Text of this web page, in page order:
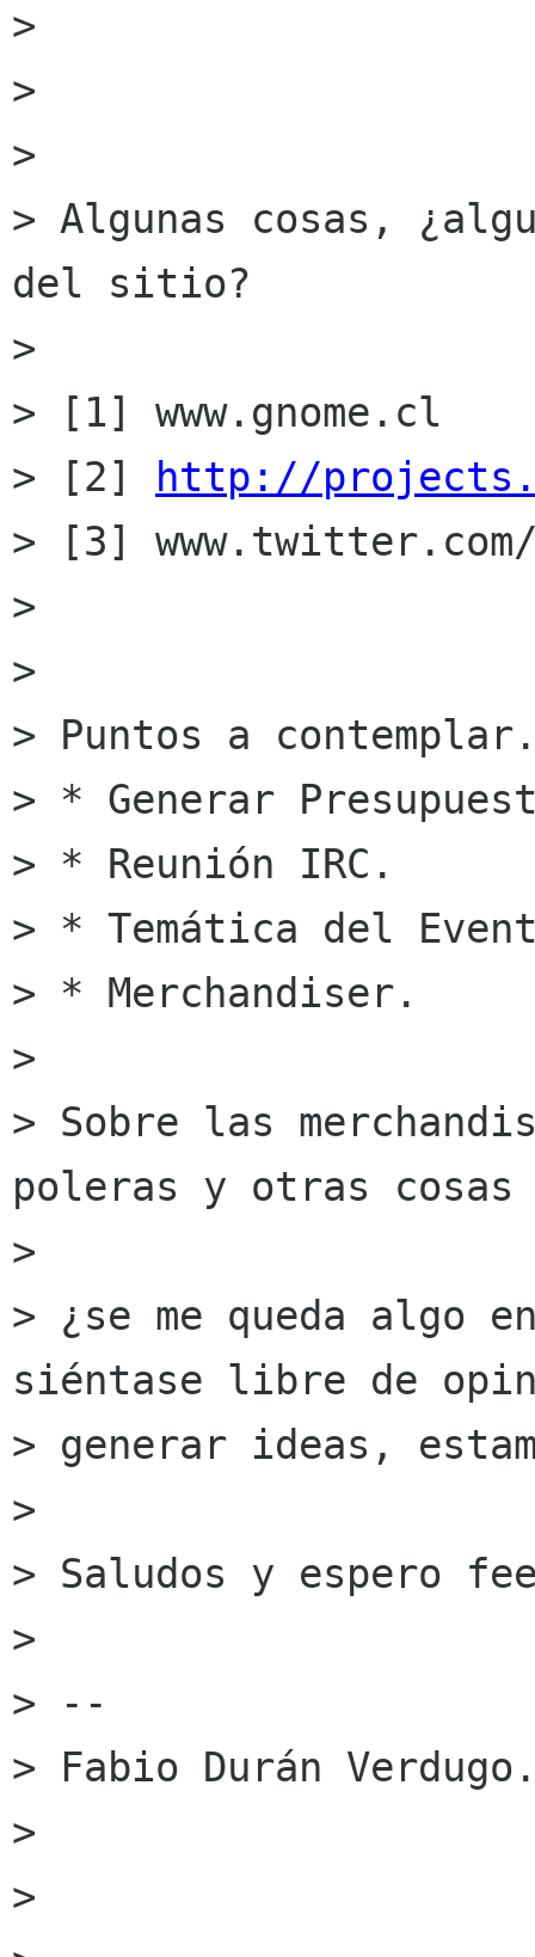
>
>
>
> Algunas cosas,
del sitio?
>
> [1] www.gnome.cl
> [2]
http://
> [3] www.twitter.com/
>
>
> Puntos a
> * Generar
> * Reunión IRC.
> * Temática del
> * Merchandiser.
>
> Sobre las
poleras y otras cosas
>
> ¿se me queda algo
siéntase libre de
> generar ideas,
>
> Saludos y espero
>
> --
> Fabio Durán
>
>